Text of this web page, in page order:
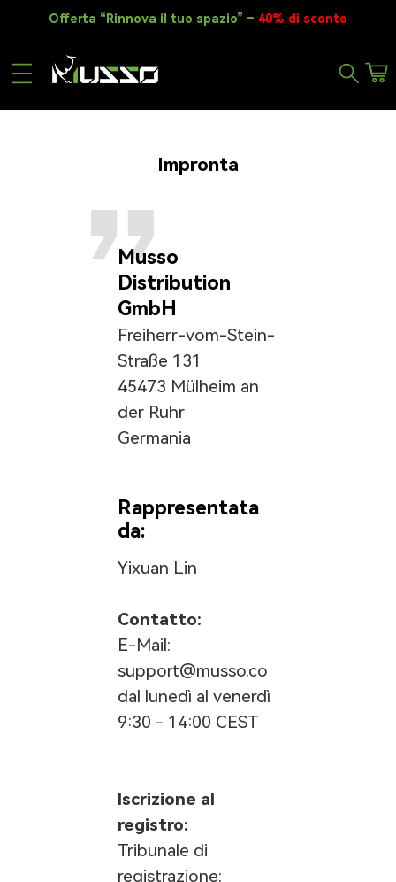
Salta al contenuto
Offerta “Rinnova il tuo spazio” – 40% di sconto
Impronta
Musso
Distribution
GmbH
Freiherr-vom-Stein-
Straße 131
45473 Mülheim an
der Ruhr
Germania
Rappresentata
da:
Yixuan Lin
Contatto:
E-Mail:
support@musso.co
dal lunedì al venerdì
9:30 - 14:00 CEST
Iscrizione al
registro:
Tribunale di
registrazione: